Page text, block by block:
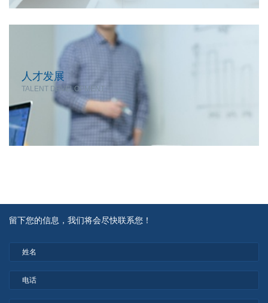
人才发展
TALENT DEVELOPMENT
留下您的信息，我们将会尽快联系您！